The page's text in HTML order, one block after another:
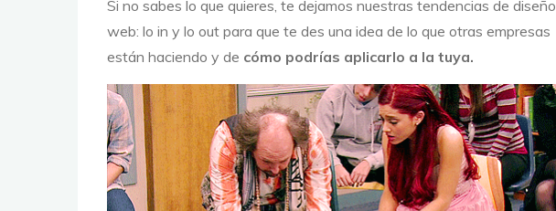
Si no sabes lo que quieres, te dejamos nuestras tendencias de diseño
web: lo in y lo out para que te des una idea de lo que otras empresas
están haciendo y de cómo podrías aplicarlo a la tuya.